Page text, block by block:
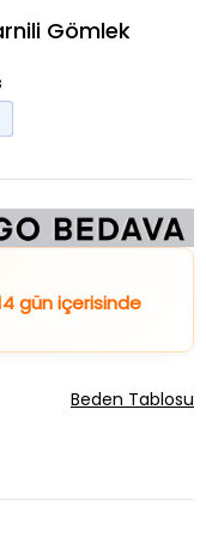
Gömlek
gün içerisinde
Beden Tablosu